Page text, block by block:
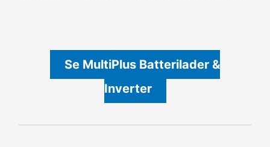
Se MultiPlus Batterilader &
Inverter